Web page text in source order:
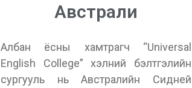
Австрали
Албан ёсны хамтрагч “Universal
English College” хэлний бэлтгэлийн
сургууль нь Австралийн Сидней